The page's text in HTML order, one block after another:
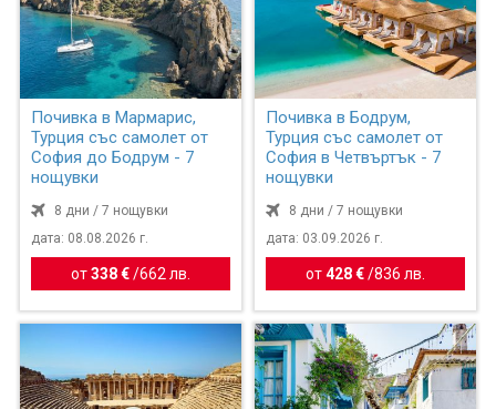
Почивка в Мармарис,
Турция със самолет от
София до Бодрум - 7
нощувки
8 дни / 7 нощувки
дата: 08.08.2026 г.
от338 € /662 лв.
Почивка в Бодрум,
Турция със самолет от
София в Четвъртък - 7
нощувки
8 дни / 7 нощувки
дата: 03.09.2026 г.
от428 €/836 лв.